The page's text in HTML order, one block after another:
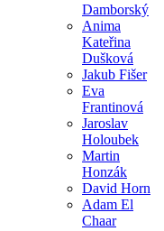
Damborský
Anima
Kateřina
Dušková
Jakub Fišer
Eva
Frantinová
Jaroslav
Holoubek
Martin
Honzák
David Horn
Adam El
Chaar